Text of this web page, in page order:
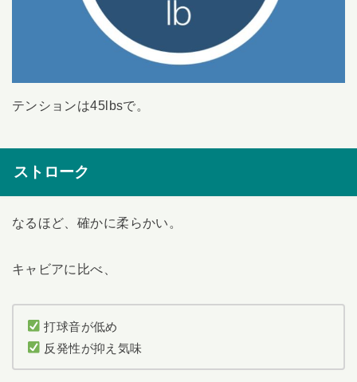
テンションは45lbsで。
ストローク
なるほど、確かに柔らかい。
キャビアに比べ、
打球音が低め
反発性が抑え気味